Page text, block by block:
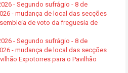
- Segundo sufrágio - 8 de
- mudança de local das secções
de voto da freguesia de
- Segundo sufrágio - 8 de
- mudança de local das secções
Expotorres para o Pavilhão